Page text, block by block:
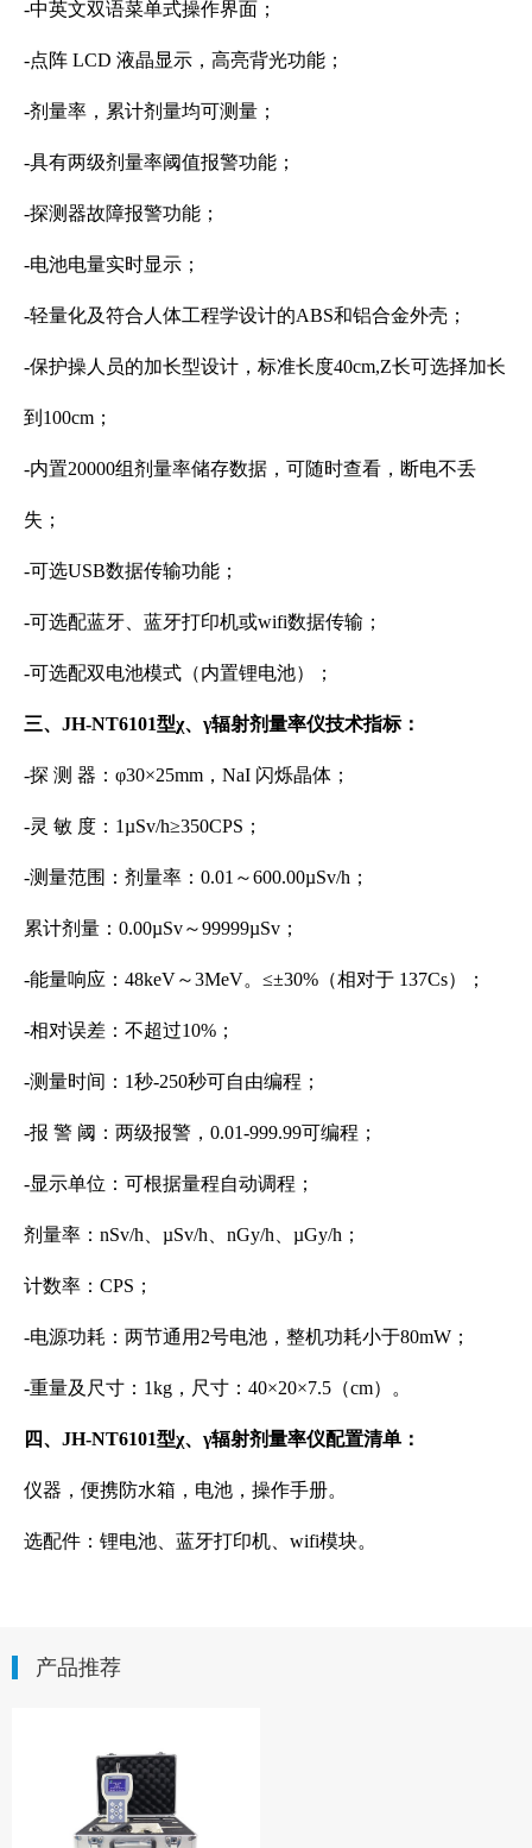
-中英文双语菜单式操作界面；
-点阵 LCD 液晶显示，高亮背光功能；
-剂量率，累计剂量均可测量；
-具有两级剂量率阈值报警功能；
-探测器故障报警功能；
-电池电量实时显示；
-轻量化及符合人体工程学设计的ABS和铝合金外壳；
-保护操人员的加长型设计，标准长度40cm,Z长可选择加长
到100cm；
-内置20000组剂量率储存数据，可随时查看，断电不丢
失；
-可选USB数据传输功能；
-可选配蓝牙、蓝牙打印机或wifi数据传输；
-可选配双电池模式（内置锂电池）；
三、JH-NT6101型χ、γ辐射剂量率仪技术指标：
-探 测 器：φ30×25mm，NaI 闪烁晶体；
-灵 敏 度：1µSv/h≥350CPS；
-测量范围：剂量率：0.01～600.00µSv/h；
累计剂量：0.00µSv～99999µSv；
-能量响应：48keV～3MeV。≤±30%（相对于 137Cs）；
-相对误差：不超过10%；
-测量时间：1秒-250秒可自由编程；
-报 警 阈：两级报警，0.01-999.99可编程；
-显示单位：可根据量程自动调程；
剂量率：nSv/h、µSv/h、nGy/h、µGy/h；
计数率：CPS；
-电源功耗：两节通用2号电池，整机功耗小于80mW；
-重量及尺寸：1kg，尺寸：40×20×7.5（cm）。
四、JH-NT6101型χ、γ辐射剂量率仪配置清单：
仪器，便携防水箱，电池，操作手册。
选配件：锂电池、蓝牙打印机、wifi模块。
产品推荐